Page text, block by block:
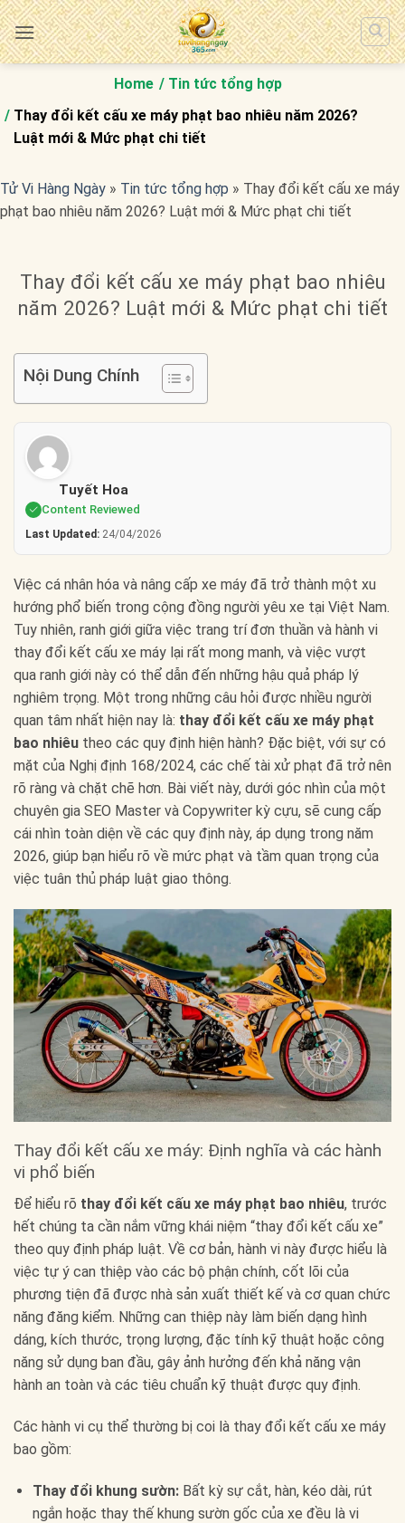
Bỏ
qua
nội
Home
Tin tức tổng hợp
Thay đổi kết cấu xe máy phạt bao nhiêu năm 2026?
Luật mới & Mức phạt chi tiết
Tử Vi Hàng Ngày » Tin tức tổng hợp » Thay đổi kết cấu xe máy
phạt bao nhiêu năm 2026? Luật mới & Mức phạt chi tiết
Thay đổi kết cấu xe máy phạt bao nhiêu
năm 2026? Luật mới & Mức phạt chi tiết
Nội Dung Chính
Tuyết Hoa
Content Reviewed
Last Updated: 24/04/2026
Việc cá nhân hóa và nâng cấp xe máy đã trở thành một xu
hướng phổ biến trong cộng đồng người yêu xe tại Việt Nam.
Tuy nhiên, ranh giới giữa việc trang trí đơn thuần và hành vi
thay đổi kết cấu xe máy lại rất mong manh, và việc vượt
qua ranh giới này có thể dẫn đến những hậu quả pháp lý
nghiêm trọng. Một trong những câu hỏi được nhiều người
quan tâm nhất hiện nay là: thay đổi kết cấu xe máy phạt
bao nhiêu theo các quy định hiện hành? Đặc biệt, với sự có
mặt của Nghị định 168/2024, các chế tài xử phạt đã trở nên
rõ ràng và chặt chẽ hơn. Bài viết này, dưới góc nhìn của một
chuyên gia SEO Master và Copywriter kỳ cựu, sẽ cung cấp
cái nhìn toàn diện về các quy định này, áp dụng trong năm
2026, giúp bạn hiểu rõ về mức phạt và tầm quan trọng của
việc tuân thủ pháp luật giao thông.
Thay đổi kết cấu xe máy: Định nghĩa và các hành
vi phổ biến
Để hiểu rõ thay đổi kết cấu xe máy phạt bao nhiêu, trước
hết chúng ta cần nắm vững khái niệm “thay đổi kết cấu xe”
theo quy định pháp luật. Về cơ bản, hành vi này được hiểu là
việc tự ý can thiệp vào các bộ phận chính, cốt lõi của
phương tiện đã được nhà sản xuất thiết kế và cơ quan chức
năng đăng kiểm. Những can thiệp này làm biến dạng hình
dáng, kích thước, trọng lượng, đặc tính kỹ thuật hoặc công
năng sử dụng ban đầu, gây ảnh hưởng đến khả năng vận
hành an toàn và các tiêu chuẩn kỹ thuật được quy định.
Các hành vi cụ thể thường bị coi là thay đổi kết cấu xe máy
bao gồm:
Thay đổi khung sườn:Bất kỳ sự cắt, hàn, kéo dài, rút
ngắn hoặc thay thế khung sườn gốc của xe đều là vi